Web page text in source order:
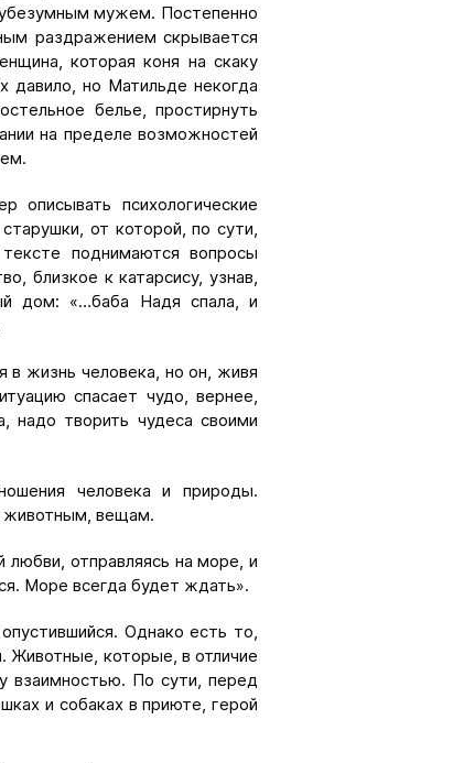
мужем. Постепенно
раздражением скрывается
которая коня на скаку
давило, но Матильде некогда
белье, простирнуть
на пределе возможностей
описывать психологические
от которой, по сути,
поднимаются вопросы
близкое к катарсису, узнав,
дом: «…баба Надя спала, и
в жизнь человека, но он, живя
спасает чудо, вернее,
надо творить чудеса своими
человека и природы.
животным, вещам.
любви, отправляясь на море, и
Море всегда будет ждать».
Однако есть то,
Животные, которые, в отличие
взаимностью. По сути, перед
и собаках в приюте, герой